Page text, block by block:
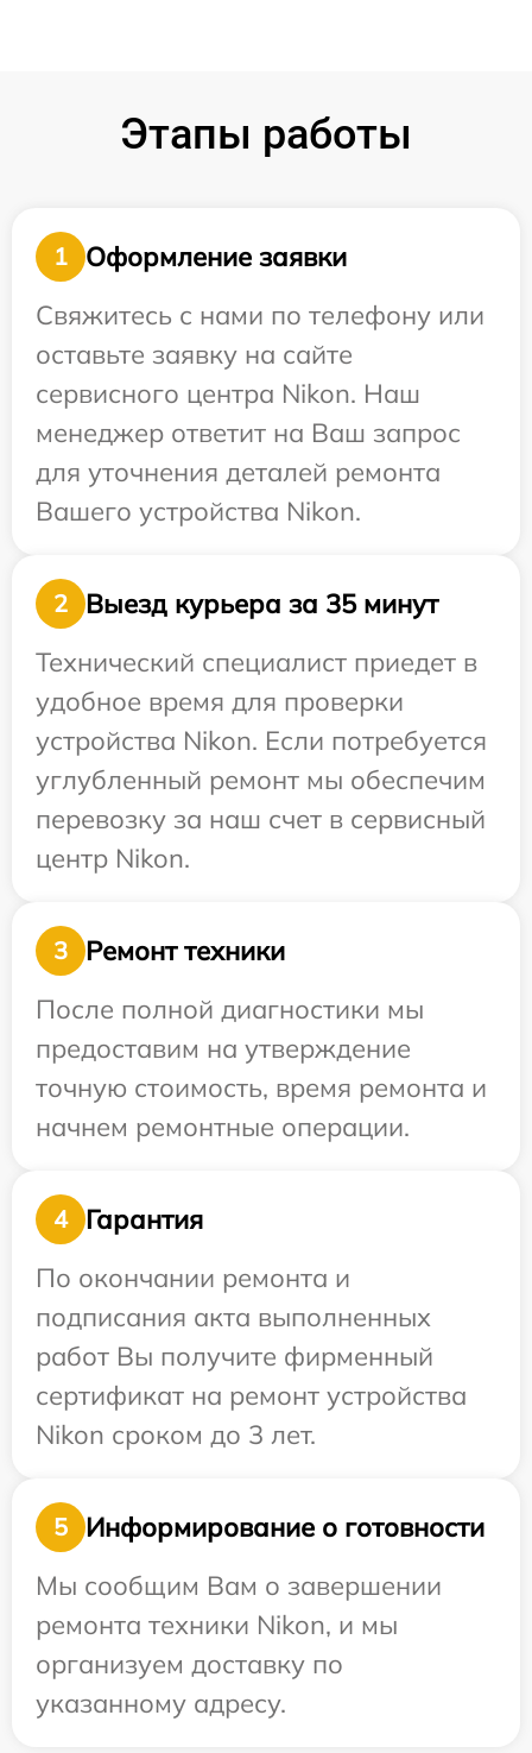
Этапы работы
1
Оформление заявки
Свяжитесь с нами по телефону или
оставьте заявку на сайте
сервисного центра Nikon. Наш
менеджер ответит на Ваш запрос
для уточнения деталей ремонта
Вашего устройства Nikon.
2
Выезд курьера за 35 минут
Технический специалист приедет в
удобное время для проверки
устройства Nikon. Если потребуется
углубленный ремонт мы обеспечим
перевозку за наш счет в сервисный
центр Nikon.
3
Ремонт техники
После полной диагностики мы
предоставим на утверждение
точную стоимость, время ремонта и
начнем ремонтные операции.
4
Гарантия
По окончании ремонта и
подписания акта выполненных
работ Вы получите фирменный
сертификат на ремонт устройства
Nikon сроком до 3 лет.
5
Информирование о готовности
Мы сообщим Вам о завершении
ремонта техники Nikon, и мы
организуем доставку по
указанному адресу.